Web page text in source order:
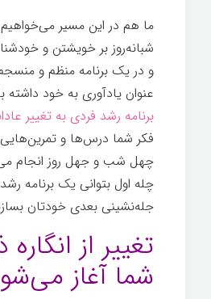
ما هم در این مسیر
شبانه‌روز بر خویشتن و
و در یک برنامه منظم و
عنوان یادآوری به خود داشته
برنامه رشد فردی به تغییر
فکر شما درس‌ها و
چهل شب و جهل روز انجام
چله اول بتوانی یک برنامه
جله‌نشینی بعدی خودتان
تغییر از
شما آغاز